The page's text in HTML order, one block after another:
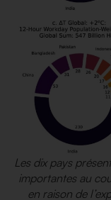
Les dix pays
importantes au
en raison de